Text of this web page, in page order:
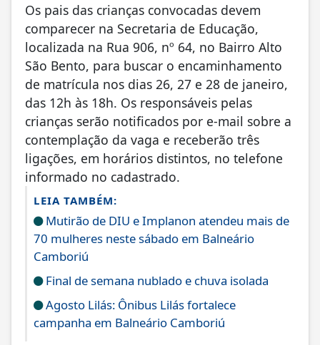
Os pais das crianças convocadas devem
comparecer na Secretaria de Educação,
localizada na Rua 906, nº 64, no Bairro Alto
São Bento, para buscar o encaminhamento
de matrícula nos dias 26, 27 e 28 de janeiro,
das 12h às 18h. Os responsáveis pelas
crianças serão notificados por e-mail sobre a
contemplação da vaga e receberão três
ligações, em horários distintos, no telefone
informado no cadastrado.
LEIA TAMBÉM:
Mutirão de DIU e Implanon atendeu mais de
70 mulheres neste sábado em Balneário
Camboriú
Final de semana nublado e chuva isolada
Agosto Lilás: Ônibus Lilás fortalece
campanha em Balneário Camboriú